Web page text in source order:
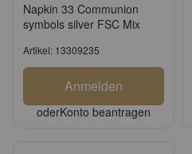
Napkin 33 Communion
symbols silver FSC Mix
Artikel: 13309235
Anmelden
oderKonto beantragen